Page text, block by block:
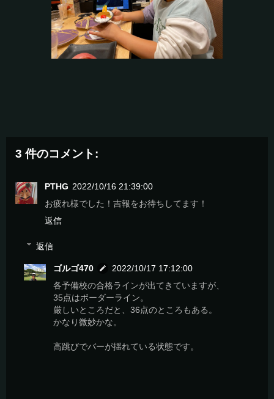
3 件のコメント:
PTHG 2022/10/16 21:39:00
お疲れ様でした！吉報をお待ちしてます！
返信
返信
ゴルゴ470
2022/10/17 17:12:00
各予備校の合格ラインが出てきていますが、
35点はボーダーライン。
厳しいところだと、36点のところもある。
かなり微妙かな。
高跳びでバーが揺れている状態です。